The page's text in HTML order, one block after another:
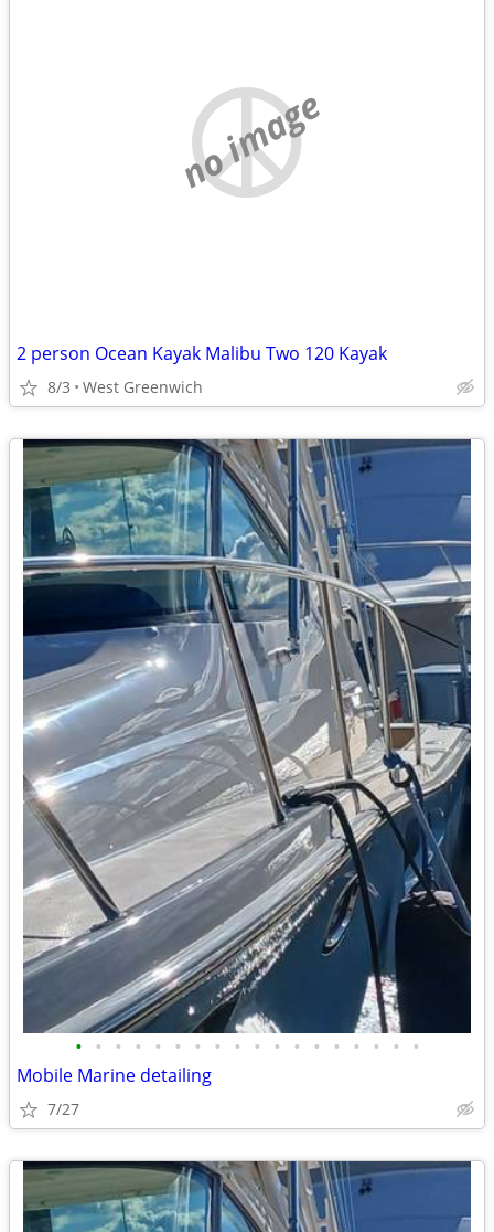
no image
2 person Ocean Kayak Malibu Two 120 Kayak
8/3 West Greenwich
• • • • • • • • • • • • • • • • • •
Mobile Marine detailing
7/27